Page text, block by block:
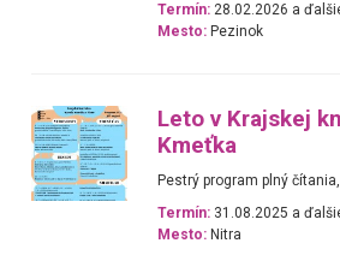
Termín: 28.02.2026 a
Mesto: Pezinok
Leto v Krajskej
Kmeťka
Pestrý program plný
Termín: 31.08.2025 a
Mesto: Nitra